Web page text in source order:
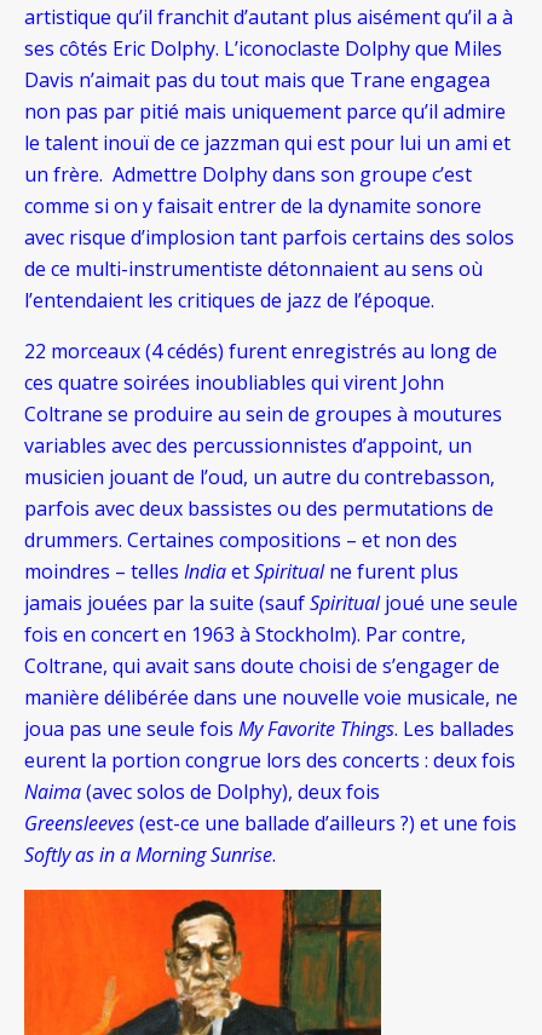
artistique qu’il franchit d’autant plus aisément qu’il a à
ses côtés Eric Dolphy. L’iconoclaste Dolphy que Miles
Davis n’aimait pas du tout mais que Trane engagea
non pas par pitié mais uniquement parce qu’il admire
le talent inouï de ce jazzman qui est pour lui un ami et
un frère. Admettre Dolphy dans son groupe c’est
comme si on y faisait entrer de la dynamite sonore
avec risque d’implosion tant parfois certains des solos
de ce multi-instrumentiste détonnaient au sens où
l’entendaient les critiques de jazz de l’époque.
22 morceaux (4 cédés) furent enregistrés au long de
ces quatre soirées inoubliables qui virent John
Coltrane se produire au sein de groupes à moutures
variables avec des percussionnistes d’appoint, un
musicien jouant de l’oud, un autre du contrebasson,
parfois avec deux bassistes ou des permutations de
drummers. Certaines compositions – et non des
moindres – telles IndiaetSpiritualne furent plus
jamais jouées par la suite (saufSpiritualjoué une seule
fois en concert en 1963 à Stockholm). Par contre,
Coltrane, qui avait sans doute choisi de s’engager de
manière délibérée dans une nouvelle voie musicale, ne
joua pas une seule fois My Favorite Things. Les ballades
eurent la portion congrue lors des concerts : deux fois
Naima(avec solos de Dolphy), deux fois
Greensleeves(est-ce une ballade d’ailleurs ?) et une fois
Softly as in a Morning Sunrise.